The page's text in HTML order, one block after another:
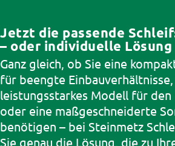
Jetzt die passende
– oder individuelle
Ganz gleich, ob Sie eine
für beengte
leistungsstarkes Modell für den
oder eine maßgeschneiderte
benötigen – bei Steinmetz
Sie genau die Lösung, die zu